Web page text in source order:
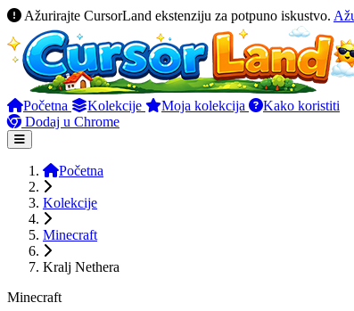
Ažurirajte CursorLand ekstenziju za potpuno iskustvo.
Početna Kolekcije Moja kolekcija
Kako koristiti
Dodaj u Chrome
Početna
Kolekcije
Minecraft
Kralj Nethera
Minecraft